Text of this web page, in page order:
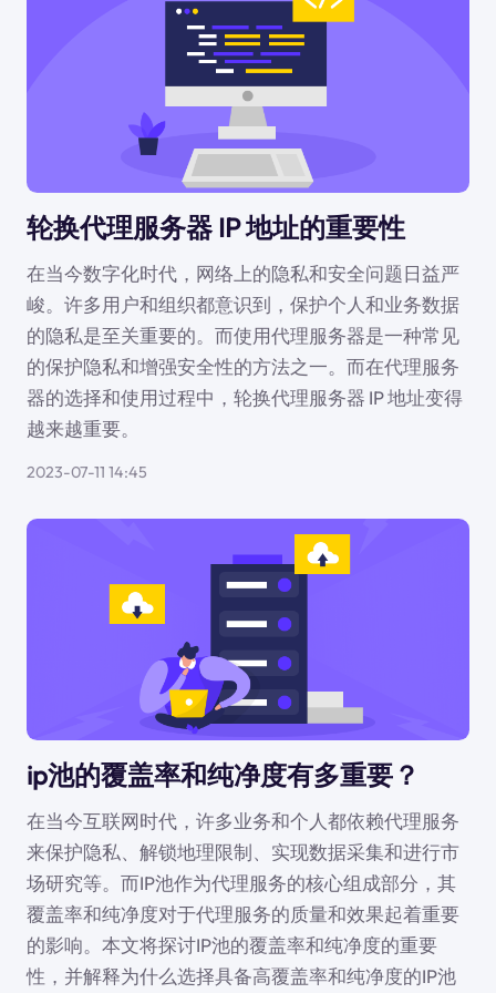
轮换代理服务器 IP 地址的重要性
在当今数字化时代，网络上的隐私和安全问题日益严
峻。许多用户和组织都意识到，保护个人和业务数据
的隐私是至关重要的。而使用代理服务器是一种常见
的保护隐私和增强安全性的方法之一。而在代理服务
器的选择和使用过程中，轮换代理服务器 IP 地址变得
越来越重要。
2023-07-11 14:45
ip池的覆盖率和纯净度有多重要？
在当今互联网时代，许多业务和个人都依赖代理服务
来保护隐私、解锁地理限制、实现数据采集和进行市
场研究等。而IP池作为代理服务的核心组成部分，其
覆盖率和纯净度对于代理服务的质量和效果起着重要
的影响。本文将探讨IP池的覆盖率和纯净度的重要
性，并解释为什么选择具备高覆盖率和纯净度的IP池